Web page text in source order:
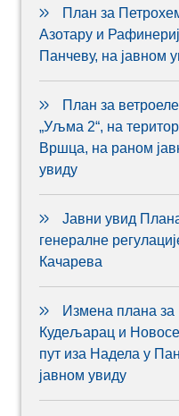
План за
Азотару и
Панчеву, на јавном
План за
„Уљма 2“, на
Вршца, на раном
увиду
Јавни увид
генералне
Качарева
Измена плана за
Кудељарац и
пут иза Надела у
јавном увиду